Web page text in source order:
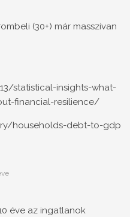
(30+) már masszívan
statistical-insights-what-
financial-resilience/
households-debt-to-gdp
éve az ingatlanok